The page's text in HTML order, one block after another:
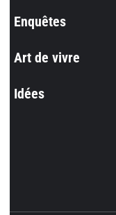
Enquêtes
Art de vivre
Idées